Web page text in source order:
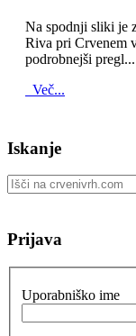
Na spodnji sliki je
Riva pri Crvenem
podrobnejši pregl...
Več...
Iskanje
Prijava
Uporabniško ime